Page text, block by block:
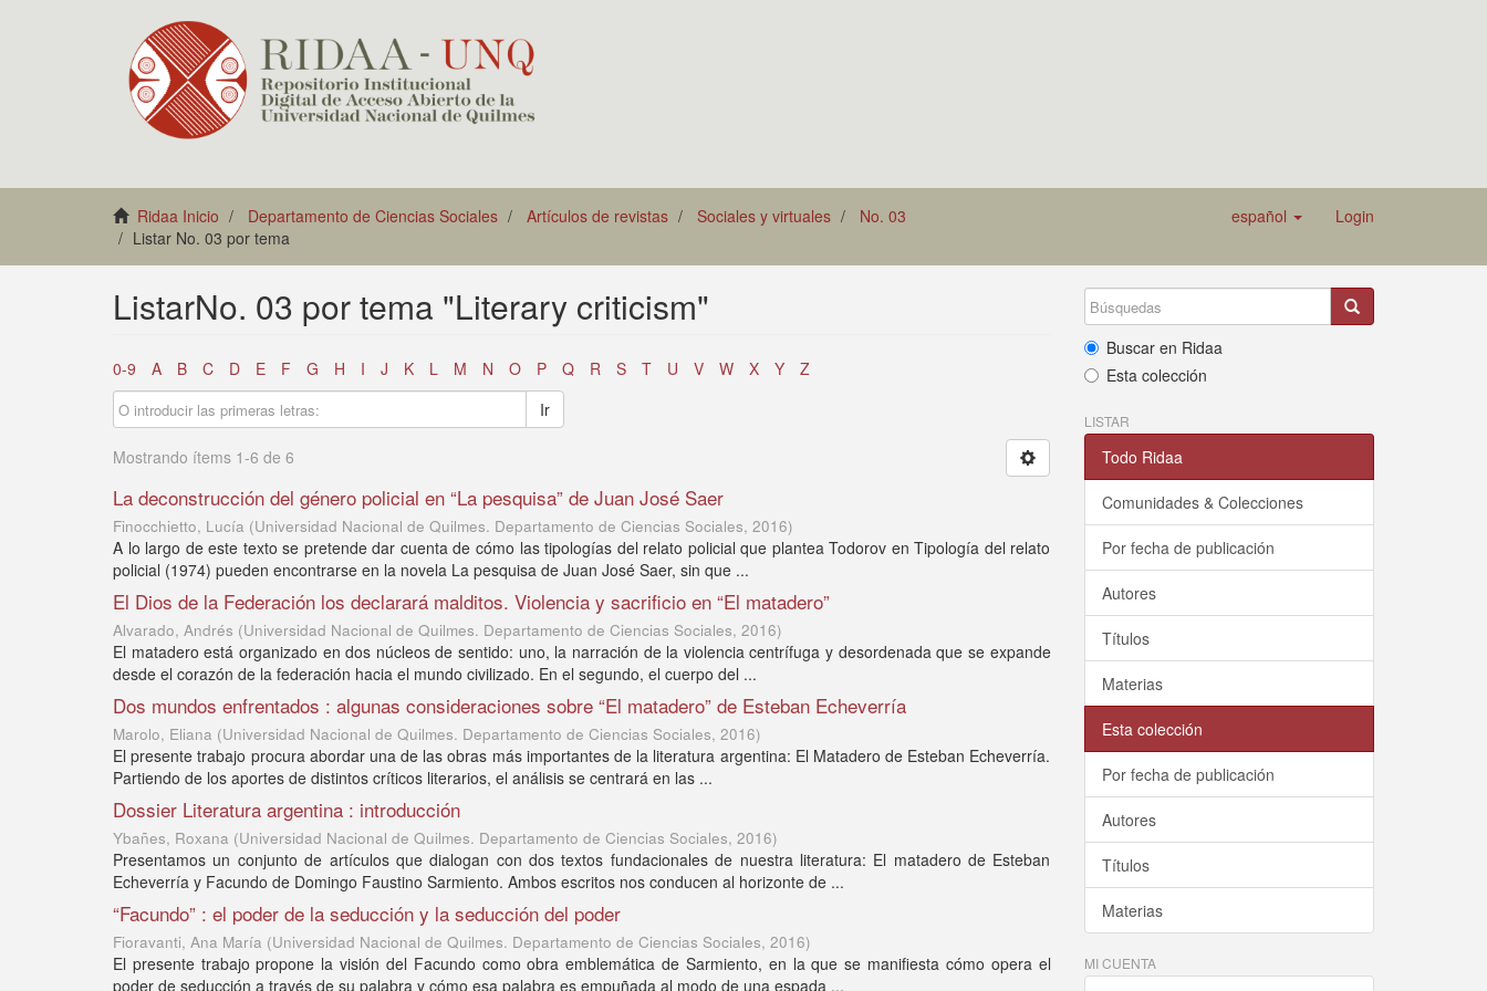
Ridaa Inicio Departamento de Ciencias Sociales Artículos de revistas Sociales y virtuales
No. 03
Listar No. 03 por tema
español Login
ListarNo. 03 por tema "Literary criticism"
0-9 A B C D E F G H I J K L M N O P Q R S T U V W X Y
Z
Ir
Mostrando ítems 1-6 de 6
La deconstrucción del género policial en “La pesquisa” de Juan José Saer
Finocchietto, Lucía (Universidad Nacional de Quilmes. Departamento de Ciencias Sociales, 2016)
A lo largo de este texto se pretende dar cuenta de cómo las tipologías del relato policial que plantea Todorov en Tipología del relato
policial (1974) pueden encontrarse en la novela La pesquisa de Juan José Saer, sin que ...
El Dios de la Federación los declarará malditos. Violencia y sacrificio en “El matadero”
Alvarado, Andrés (Universidad Nacional de Quilmes. Departamento de Ciencias Sociales, 2016)
El matadero está organizado en dos núcleos de sentido: uno, la narración de la violencia centrífuga y desordenada que se expande
desde el corazón de la federación hacia el mundo civilizado. En el segundo, el cuerpo del ...
Dos mundos enfrentados : algunas consideraciones sobre “El matadero” de Esteban Echeverría
Marolo, Eliana (Universidad Nacional de Quilmes. Departamento de Ciencias Sociales, 2016)
El presente trabajo procura abordar una de las obras más importantes de la literatura argentina: El Matadero de Esteban Echeverría.
Partiendo de los aportes de distintos críticos literarios, el análisis se centrará en las ...
Dossier Literatura argentina : introducción
Ybañes, Roxana (Universidad Nacional de Quilmes. Departamento de Ciencias Sociales, 2016)
Presentamos un conjunto de artículos que dialogan con dos textos fundacionales de nuestra literatura: El matadero de Esteban
Echeverría y Facundo de Domingo Faustino Sarmiento. Ambos escritos nos conducen al horizonte de ...
“Facundo” : el poder de la seducción y la seducción del poder
Fioravanti, Ana María (Universidad Nacional de Quilmes. Departamento de Ciencias Sociales, 2016)
El presente trabajo propone la visión del Facundo como obra emblemática de Sarmiento, en la que se manifiesta cómo opera el
poder de seducción a través de su palabra y cómo esa palabra es empuñada al modo de una espada ...
Buscar en Ridaa
Esta colección
LISTAR
Todo Ridaa
Comunidades & Colecciones
Por fecha de publicación
Autores
Títulos
Materias
Esta colección
Por fecha de publicación
Autores
Títulos
Materias
MI CUENTA